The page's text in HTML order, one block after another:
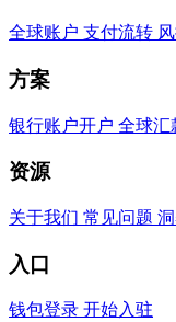
全球账户 支付流转
方案
银行账户开户 全球汇
资源
关于我们 常见问题
入口
钱包登录 开始入驻